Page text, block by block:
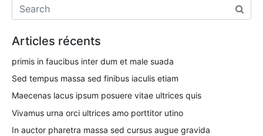
Articles récents
primis in faucibus inter dum et male suada
Sed tempus massa sed finibus iaculis etiam
Maecenas lacus ipsum posuere vitae ultrices quis
Vivamus urna orci ultrices amo porttitor utino
In auctor pharetra massa sed cursus augue gravida